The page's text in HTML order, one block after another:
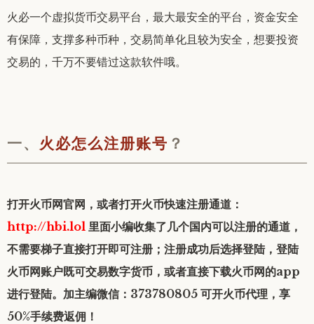
火必一个虚拟货币交易平台，最大最安全的平台，资金安全
有保障，支撑多种币种，交易简单化且较为安全，想要投资
交易的，千万不要错过这款软件哦。
一、 火必怎么注册账号 ？
打开火币网官网，或者打开火币快速注册通道：
http://hbi.lol 里面小编收集了几个国内可以注册的通道，
不需要梯子直接打开即可注册；注册成功后选择登陆，登陆
火币网账户既可交易数字货币，或者直接下载火币网的app
进行登陆。加主编微信：373780805 可开火币代理，享
50%手续费返佣！